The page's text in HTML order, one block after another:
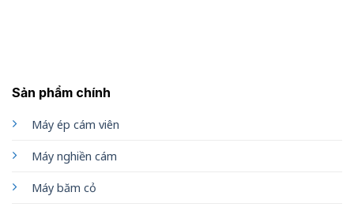
Sản phẩm chính
Máy ép cám viên
Máy nghiền cám
Máy băm cỏ